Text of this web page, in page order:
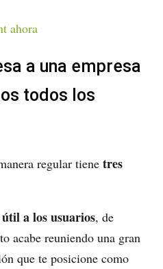
ahora
a una empresa
todos los
regular tiene tres
a los usuarios, de
acabe reuniendo una gran
que te posicione como